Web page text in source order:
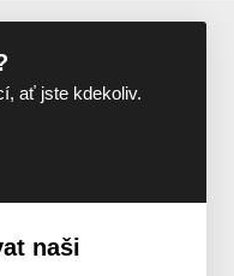
ať jste kdekoliv.
naši